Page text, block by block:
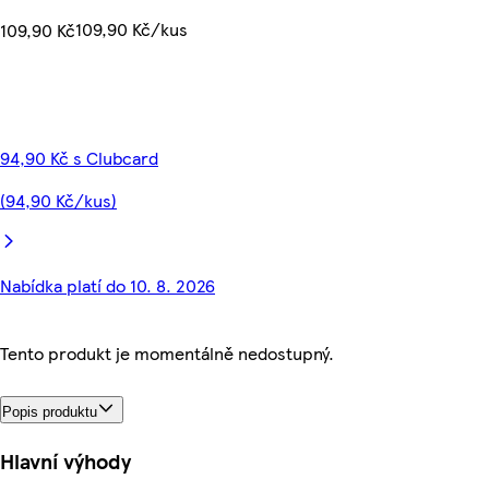
109,90 Kč109,90 Kč/kus
94,90 Kč s Clubcard
(94,90 Kč/kus)
Nabídka platí do 10. 8. 2026
Tento produkt je momentálně nedostupný.
Popis produktu
Hlavní výhody